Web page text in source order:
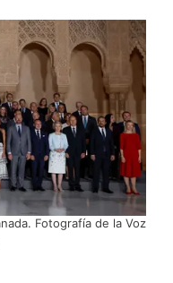
Fotografía de la Voz